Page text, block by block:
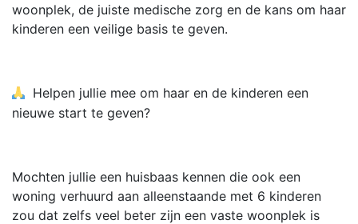
woonplek, de juiste medische zorg en de kans om haar
kinderen een veilige basis te geven.
Helpen jullie mee om haar en de kinderen een
nieuwe start te geven?
Mochten jullie een huisbaas kennen die ook een
woning verhuurd aan alleenstaande met 6 kinderen
zou dat zelfs veel beter zijn een vaste woonplek is